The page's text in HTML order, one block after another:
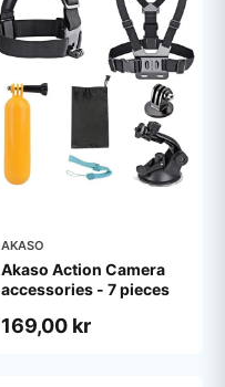
AKASO
Akaso Action Camera
accessories - 7 pieces
169,00 kr